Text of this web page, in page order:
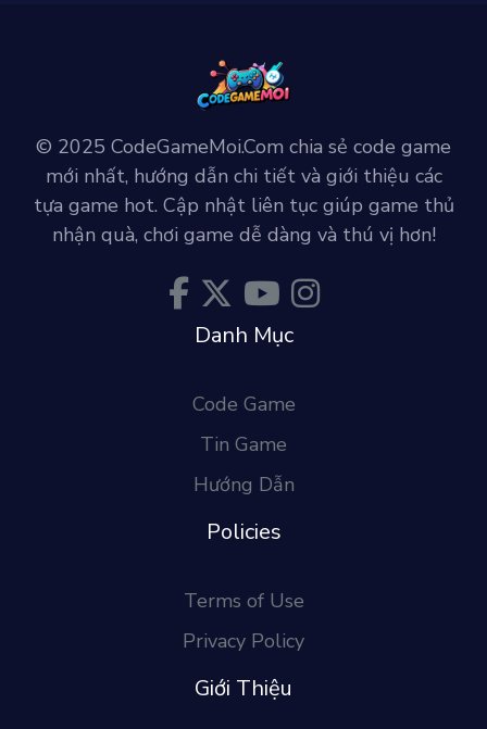
© 2025 CodeGameMoi.Com chia sẻ code game
mới nhất, hướng dẫn chi tiết và giới thiệu các
tựa game hot. Cập nhật liên tục giúp game thủ
nhận quà, chơi game dễ dàng và thú vị hơn!
Danh Mục
Code Game
Tin Game
Hướng Dẫn
Policies
Terms of Use
Privacy Policy
Giới Thiệu